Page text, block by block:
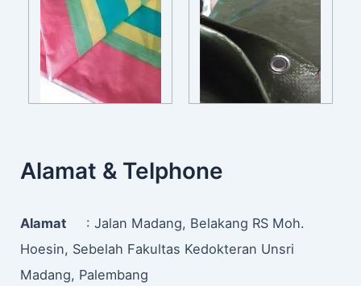
Alamat & Telphone
Alamat : Jalan Madang, Belakang RS Moh.
Hoesin, Sebelah Fakultas Kedokteran Unsri
Madang, Palembang